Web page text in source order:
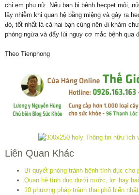
chị em phụ nữ. Nếu bạn bị bệnh hecpet môi,
lây nhiễm khi quan hệ bằng miệng và gây ra
đó, tốt nhất là cả hai bạn cùng nên đi khám
phòng ngừa và đẩy lùi nguy cơ mắc bệnh qua
Theo Tienphong
Liên Quan Khác
Bí quyết phòng tránh bệnh tình dục cho
Quan hệ tình dục dưới nước, lợi hay
10 phương pháp tránh thai phổ biến nhất